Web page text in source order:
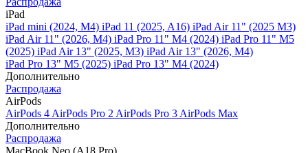
iPad
iPad mini (2024, M4) iPad 11 (2025, A16) iPad Air 11" (2025 M3)
iPad Air 11" (2026, M4) iPad Pro 11" M4 (2024) iPad Pro 11" M5
(2025) iPad Air 13" (2025, M3) iPad Air 13" (2026, M4)
iPad Pro 13" M5 (2025) iPad Pro 13" M4 (2024)
Дополнительно
Распродажа
AirPods
AirPods 4 AirPods Pro 2 AirPods Pro 3 AirPods Max
Дополнительно
Распродажа
MacBook Neo (A18 Pro)